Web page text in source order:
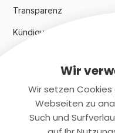
Transparenz
Kündigungsindex 2024
Rechtliches
Datenschutz
Wir
Wir setzen
Webseiten zu
Such und